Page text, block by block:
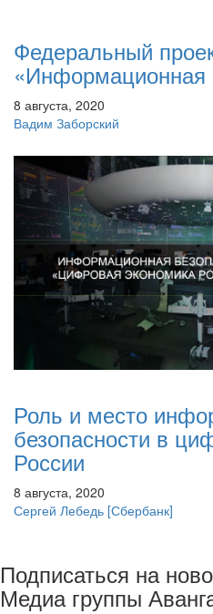
Федеральный
«Информационная
8 августа, 2020
Вадим Заборский
Роль и место
безопасности в
России
8 августа, 2020
Сергей Лебедь [Сбербанк]
Подписаться на
Медиа группы